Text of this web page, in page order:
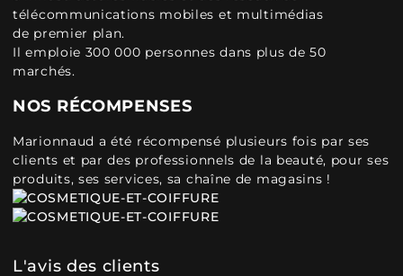
télécommunications mobiles et multimédias
de premier plan.
Il emploie 300 000 personnes dans plus de 50
marchés.
NOS RÉCOMPENSES
Marionnaud a été récompensé plusieurs fois par ses
clients et par des professionnels de la beauté, pour ses
produits, ses services, sa chaîne de magasins !
L'avis des clients